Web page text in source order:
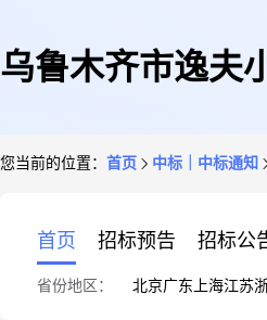
乌鲁木齐市逸夫
您当前的位置： 首页 中标｜中标通知
首页 招标预告 招标公
省份地区： 北京广东 上海江苏